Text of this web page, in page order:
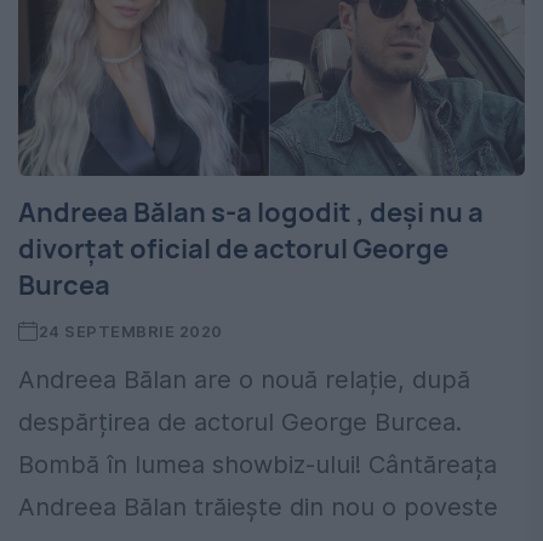
Andreea Bălan s-a logodit , deși nu a
divorțat oficial de actorul George
Burcea
24 SEPTEMBRIE 2020
Andreea Bălan are o nouă relație, după
despărțirea de actorul George Burcea.
Bombă în lumea showbiz-ului! Cântăreața
Andreea Bălan trăiește din nou o poveste